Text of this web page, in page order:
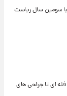
سومین سال ریاست
ای تا جراحی های